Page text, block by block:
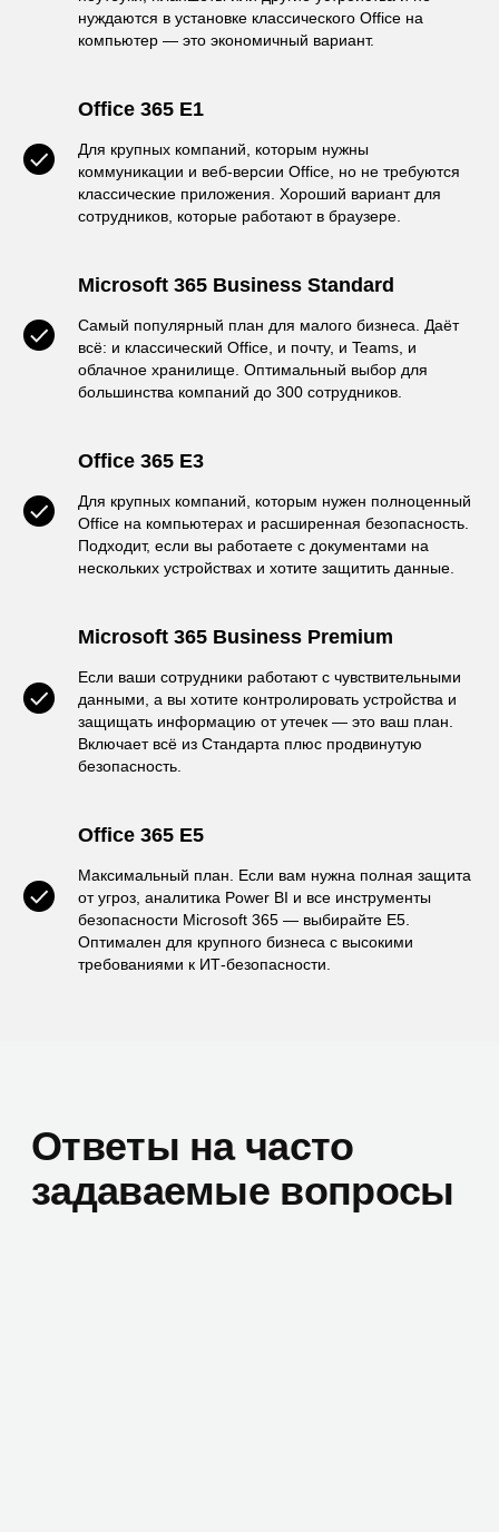
нуждаются в установке классического Office на
компьютер — это экономичный вариант.
Office 365 E1
Для крупных компаний, которым нужны
коммуникации и веб-версии Office, но не требуются
классические приложения. Хороший вариант для
сотрудников, которые работают в браузере.
Microsoft 365 Business Standard
Самый популярный план для малого бизнеса. Даёт
всё: и классический Office, и почту, и Teams, и
облачное хранилище. Оптимальный выбор для
большинства компаний до 300 сотрудников.
Office 365 E3
Для крупных компаний, которым нужен полноценный
Office на компьютерах и расширенная безопасность.
Подходит, если вы работаете с документами на
нескольких устройствах и хотите защитить данные.
Microsoft 365 Business Premium
Если ваши сотрудники работают с чувствительными
данными, а вы хотите контролировать устройства и
защищать информацию от утечек — это ваш план.
Включает всё из Стандарта плюс продвинутую
безопасность.
Office 365 E5
Максимальный план. Если вам нужна полная защита
от угроз, аналитика Power BI и все инструменты
безопасности Microsoft 365 — выбирайте E5.
Оптимален для крупного бизнеса с высокими
требованиями к ИТ-безопасности.
предложим оптимальный план.